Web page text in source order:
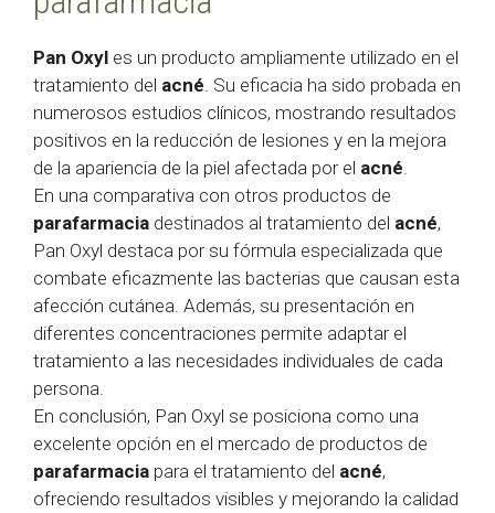
Pan Oxyl es un producto ampliamente utilizado en el
tratamiento del acné . Su eficacia ha sido probada en
numerosos estudios clínicos, mostrando resultados
positivos en la reducción de lesiones y en la mejora
de la apariencia de la piel afectada por el acné
En una comparativa con otros productos de
parafarmacia destinados al tratamiento del acné,
Pan Oxyl destaca por su fórmula especializada que
combate eficazmente las bacterias que causan esta
afección cutánea. Además, su presentación en
diferentes concentraciones permite adaptar el
tratamiento a las necesidades individuales de cada
persona.
En conclusión, Pan Oxyl se posiciona como una
excelente opción en el mercado de productos de
parafarmacia para el tratamiento del acné,
ofreciendo resultados visibles y mejorando la calidad